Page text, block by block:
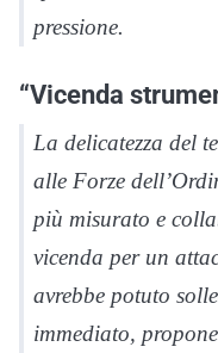
pressione.
“Vicenda
La delicatezza del
alle Forze
più misurato e
vicenda per un
avrebbe potuto
immediato,